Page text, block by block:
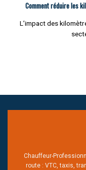
Comment réduire les
L’impact des
Chauffeur-
route : VTC, taxis,